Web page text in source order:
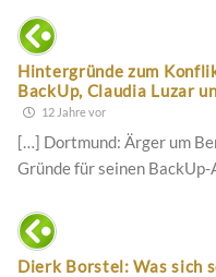
Hintergründe zum
BackUp, Claudia Luzar
12 Jahre vor
[…] Dortmund: Ärger um
Gründe für seinen
Dierk Borstel: Was sich